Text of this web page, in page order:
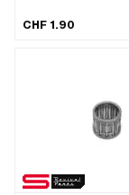
CHF 1.90